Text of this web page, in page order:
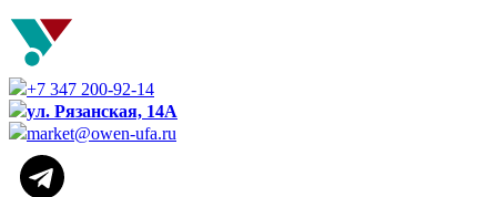
+7 347 200-92-14
ул. Рязанская, 14А
market@owen-ufa.ru